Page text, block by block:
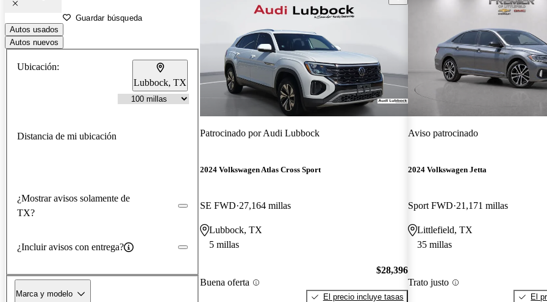
Guardar búsqueda
Autos usados
Autos nuevos
Ubicación:
Lubbock, TX
Distancia de mi ubicación
¿Mostrar avisos solamente de
TX?
¿Incluir avisos con entrega?
Marca y modelo
Patrocinado porAudi Lubbock
2024 Volkswagen Atlas Cross Sport
SE FWD 27,164 millas
Lubbock, TX
5 millas
Buena oferta
$28,396
El precio incluye tasas
Aviso patrocinado
2024 Volkswagen Jetta
Sport FWD 21,171 millas
Littlefield, TX
35 millas
Trato justo
El